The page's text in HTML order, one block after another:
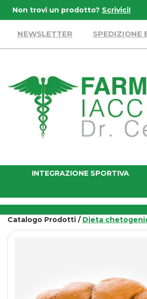
principale
Non trovi un prodotto? Scrivici!
NEWSLETTER SPEDIZIONE
Farmacia
Iaccheri
INTEGRAZIONE SPORTIVA
Catalogo Prodotti / Dieta